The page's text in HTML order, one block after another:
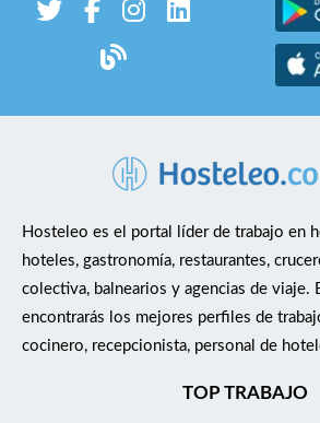
Hosteleo es el portal líder de trabajo en
hoteles, gastronomía, restaurantes,
colectiva, balnearios y agencias de viaje.
encontrarás los mejores perfiles de
cocinero, recepcionista, personal de
TOP TRABAJO